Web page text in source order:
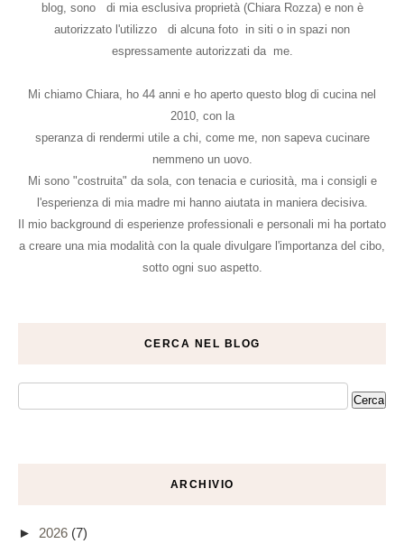
blog, sono di mia esclusiva proprietà (Chiara Rozza) e non è
autorizzato l'utilizzo di alcuna foto in siti o in spazi non
espressamente autorizzati da me.
Mi chiamo Chiara, ho 44 anni e ho aperto questo blog di cucina nel
2010, con la
speranza di rendermi utile a chi, come me, non sapeva cucinare
nemmeno un uovo.
Mi sono "costruita" da sola, con tenacia e curiosità, ma i consigli e
l'esperienza di mia madre mi hanno aiutata in maniera decisiva.
Il mio background di esperienze professionali e personali mi ha portato
a creare una mia modalità con la quale divulgare l'importanza del cibo,
sotto ogni suo aspetto.
CERCA NEL BLOG
ARCHIVIO
► 2026 (7)